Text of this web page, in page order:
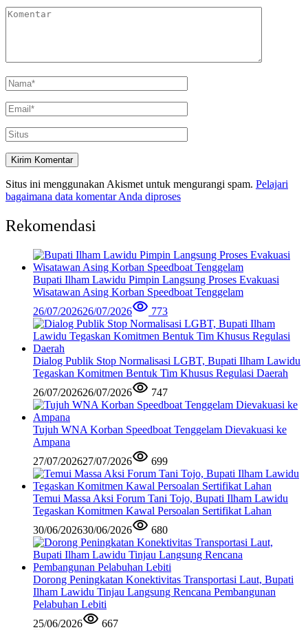
Situs ini menggunakan Akismet untuk mengurangi spam. Pelajari
bagaimana data komentar Anda diproses
Rekomendasi
Bupati Ilham Lawidu Pimpin Langsung Proses Evakuasi
Wisatawan Asing Korban Speedboat Tenggelam
26/07/202626/07/2026 773
Dialog Publik Stop Normalisasi LGBT, Bupati Ilham Lawidu
Tegaskan Komitmen Bentuk Tim Khusus Regulasi Daerah
26/07/202626/07/2026 747
Tujuh WNA Korban Speedboat Tenggelam Dievakuasi ke
Ampana
27/07/202627/07/2026 699
Temui Massa Aksi Forum Tani Tojo, Bupati Ilham Lawidu
Tegaskan Komitmen Kawal Persoalan Sertifikat Lahan
30/06/202630/06/2026 680
Dorong Peningkatan Konektivitas Transportasi Laut, Bupati
Ilham Lawidu Tinjau Langsung Rencana Pembangunan
Pelabuhan Lebiti
25/06/2026
667